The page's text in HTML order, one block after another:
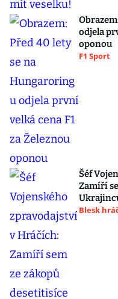
odjela
oponou
F1 Sport
Šéf
Zamíří
Blesk